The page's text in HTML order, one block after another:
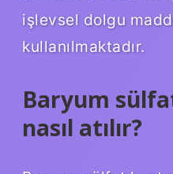
işlevsel dolgu
kullanılmaktadır.
Baryum
nasıl atılır?